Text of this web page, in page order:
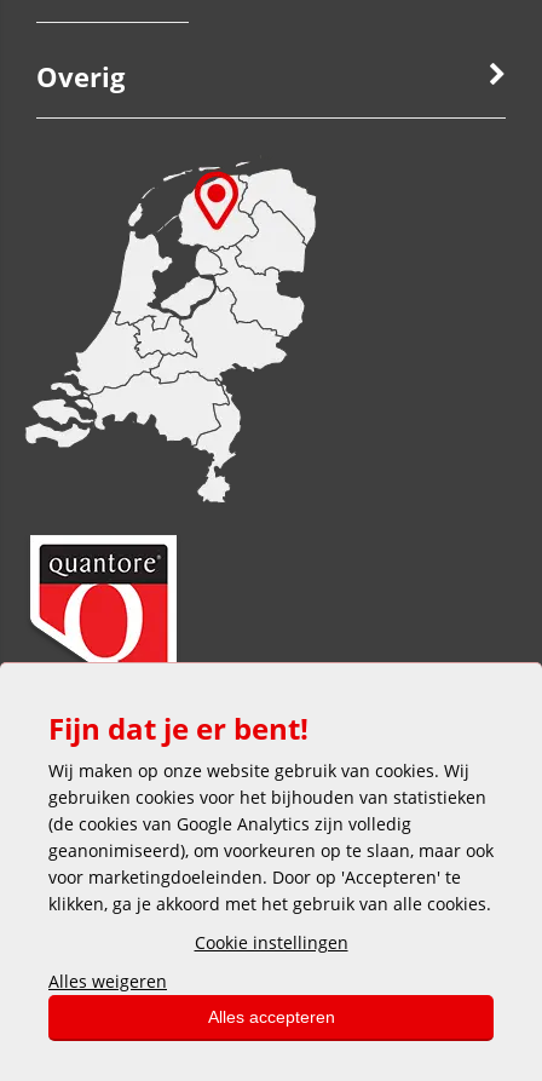
Overig
Veilig en gemakkelijk betalen
Fijn dat je er bent!
Wij maken op onze website gebruik van cookies. Wij
gebruiken cookies voor het bijhouden van statistieken
(de cookies van Google Analytics zijn volledig
geanonimiseerd), om voorkeuren op te slaan, maar ook
voor marketingdoeleinden. Door op 'Accepteren' te
klikken, ga je akkoord met het gebruik van alle cookies.
Cookie instellingen
Alles weigeren
Alles accepteren